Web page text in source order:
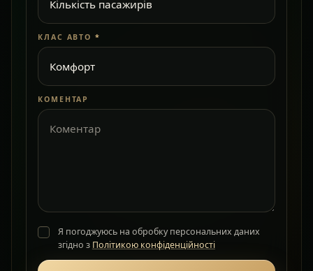
КЛАС АВТО *
КОМЕНТАР
Я погоджуюсь на обробку персональних даних
згідно з Політикою конфіденційності